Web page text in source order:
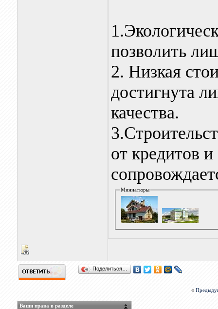
позволить
2. Низкая
достигнута
качества.
от кредитов
Миниатюры
Поделиться…
«
Ваши права в разделе